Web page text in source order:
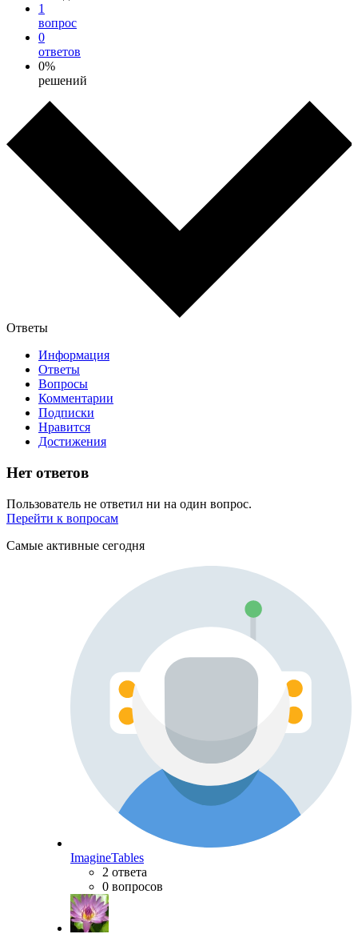
1
вопрос
0
ответов
0%
решений
Ответы
Информация
Ответы
Вопросы
Комментарии
Подписки
Нравится
Достижения
Нет ответов
Пользователь не ответил ни на один вопрос.
Перейти к вопросам
Самые активные сегодня
ImagineTables
2 ответа
0 вопросов